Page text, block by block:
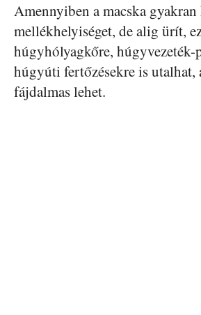
Amennyiben a macska gyakran
mellékhelyiséget, de alig ürít,
húgyhólyagkőre, húgyvezeték-
húgyúti fertőzésekre is utalhat,
fájdalmas lehet.